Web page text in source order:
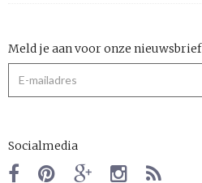
Meld je aan voor onze nieuwsbrief
Socialmedia